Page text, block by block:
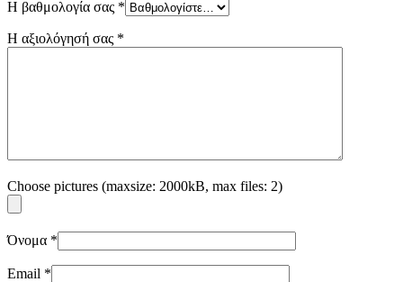
Η βαθμολογία σας *
Η αξιολόγησή σας *
Choose pictures (maxsize: 2000kB, max files: 2)
Όνομα *
Email *